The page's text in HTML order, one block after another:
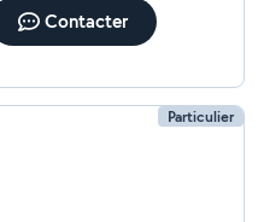
Contacter
Particulier